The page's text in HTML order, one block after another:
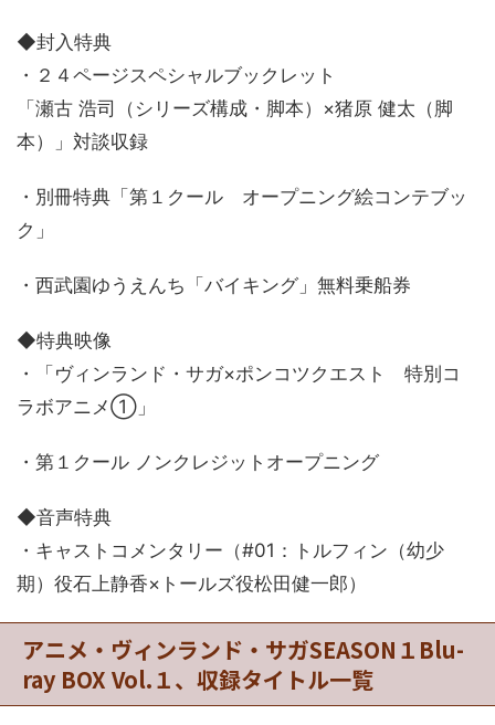
◆封入特典
・２４ページスペシャルブックレット
「瀬古 浩司（シリーズ構成・脚本）×猪原 健太（脚
本）」対談収録
・別冊特典「第１クール オープニング絵コンテブッ
ク」
・西武園ゆうえんち「バイキング」無料乗船券
◆特典映像
・「ヴィンランド・サガ×ポンコツクエスト 特別コ
ラボアニメ①」
・第１クール ノンクレジットオープニング
◆音声特典
・キャストコメンタリー（#01：トルフィン（幼少
期）役石上静香×トールズ役松田健一郎）
アニメ・ヴィンランド・サガSEASON１Blu-
ray BOX Vol.１、収録タイトル一覧